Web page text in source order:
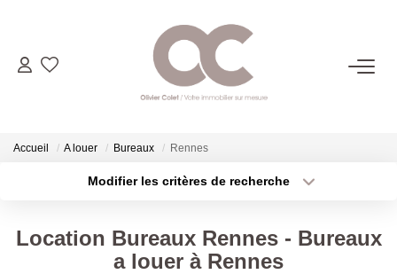
06.14.98.69.34
ACHETER
ESTIMER
Accueil A louer Bureaux Rennes
Modifier les critères de recherche
Type de bien
Surface min
Location Bureaux Rennes - Bureaux
a louer à Rennes